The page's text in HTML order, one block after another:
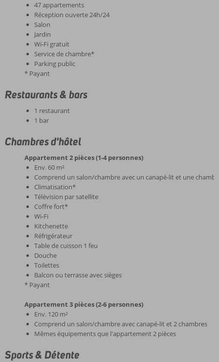
47 appartements
Réception ouverte 24h/24
Salon
Jardin
Wi-Fi gratuit
Service de chambre*
Parking public
* Payant
Restaurants & bars
1 restaurant
1 bar
Chambres d'hôtel
Appartement 2 pièces (1-4 personnes)
Env. 60 m²
Comprend un salon/chambre avec un canapé-lit et une
Climatisation*
Télévision par satellite
Coffre fort*
Wi-Fi
Kitchenette
Réfrigérateur
Table de cuisson 1 feu
Douche
Toilettes
Balcon ou terrasse avec sièges
* Payant
Appartement 3 pièces (2-6 personnes)
Env. 120 m²
Comprend un salon/chambre avec canapé-lit et 2 chambres
Mêmes équipements que l'appartement 2 pièces
Sports & Détente